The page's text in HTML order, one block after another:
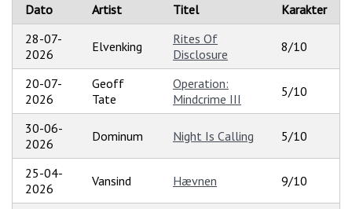
Dato Artist Titel
Karakter
28-07-
2026
Elvenking
Rites Of
Disclosure
8/10
20-07-
2026
Geoff
Tate
Operation:
Mindcrime III
5/10
30-06-
2026
Dominum Night Is Calling 5/10
25-04-
2026
Vansind Hævnen 9/10